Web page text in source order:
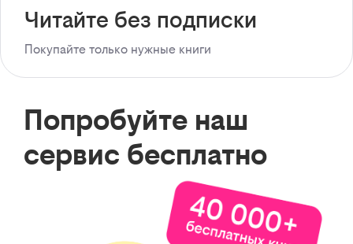
Читайте без подписки
Покупайте только нужные книги
Попробуйте наш
сервис бесплатно